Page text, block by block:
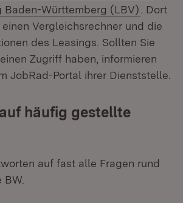
Baden-Württemberg (LBV) (Öffnet
. Dort
Vergleichsrechner und die
des Leasings. Sollten Sie
Zugriff haben, informieren
JobRad-Portal ihrer Dienststelle.
häufig gestellte
auf fast alle Fragen rund